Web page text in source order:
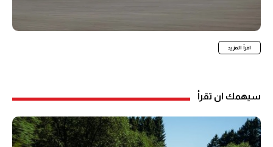
اقرأ المزيد
سيهمك ان تقرأ